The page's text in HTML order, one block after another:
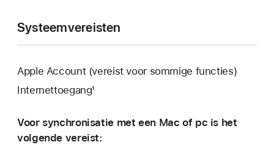
Systeemvereisten
Apple Account (vereist voor sommige functies)
Internettoegang¹
Voor synchronisatie met een Mac of pc is het
volgende vereist: